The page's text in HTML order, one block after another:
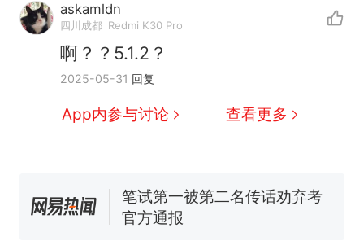
askamldn
四川成都 Redmi K30 Pro
啊？？5.1.2？
2025-05-31 回复
App内参与讨论 查看更多
热 制裁瓜子饺子，美国怕什
么？
费大厨“全国小炒肉大王”称
号，仅凭视频评出？中国烹饪
协会回应
男子上山采菌偶然发现鸡枞菌
来源：参考消息）
笔试第一被第二名传话劝弃考
官方通报